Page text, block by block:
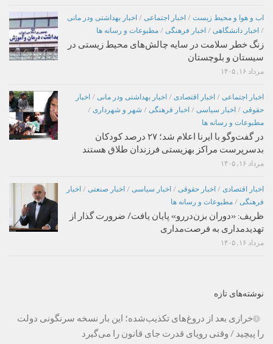
اب و هوا و محیط زیست / اخبار اجتماعی / اخبار بهداشتی ودر مانی
/ اخبار دانشگاهی / اخبار فرهنگی / مطبوعات و رسانه ها
زنگ خطر سلامت در سایه چالش‌های محیط زیستی در
سیستان و بلوچستان
مرداد ۱۶, ۱۴۰۵
اخبار اجتماعی / اخبار اقتصادی / اخبار بهداشتی ودر مانی / اخبار
حقوقی / اخبار سیاسی / اخبار فرهنگی / شهر و شهرداری /
مطبوعات و رسانه ها
در گفت‌وگو با ایرنا اعلام شد؛ ۲۷ درصد کودکان
بدسرپرست مراکز بهزیستی فرزندان طلاق هستند
مرداد ۱۶, ۱۴۰۵
اخبار اقتصادی / اخبار حقوقی / اخبار سیاسی / اخبار صنعتی / اخبار
فرهنگی / مطبوعات و رسانه ها
ظریف: «دوران بزن‌دررو» پایان یافت/ ضرورت گذار از
تهدیدمداری به فرصت‌مداری
مرداد ۱۶, ۱۴۰۵
نوشته‌های تازه
خرازی بعد از دروغ‌های تکذیب‌شده؛ این بار نسخه سرنگونی دولت
را پیچید / وقتی رویای قدرت جای قانون را می‌گیرد